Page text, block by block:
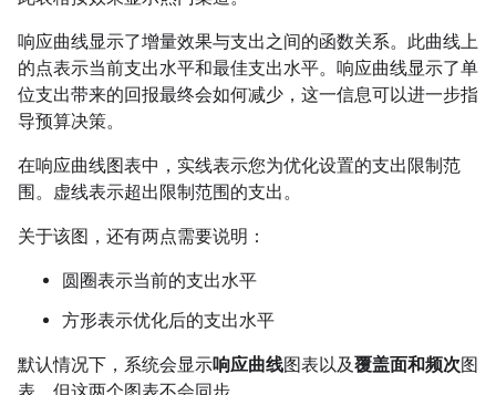
响应曲线显示了增量效果与支出之间的函数关系。此曲线上
的点表示当前支出水平和最佳支出水平。响应曲线显示了单
位支出带来的回报最终会如何减少，这一信息可以进一步指
导预算决策。
在响应曲线图表中，实线表示您为优化设置的支出限制范
围。虚线表示超出限制范围的支出。
关于该图，还有两点需要说明：
圆圈表示当前的支出水平
方形表示优化后的支出水平
默认情况下，系统会显示响应曲线图表以及覆盖面和频次图